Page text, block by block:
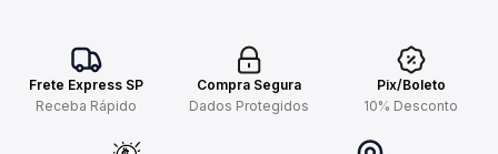
Frete Express SP
Receba Rápido
Compra Segura
Dados Protegidos
Pix/Boleto
10% Desconto